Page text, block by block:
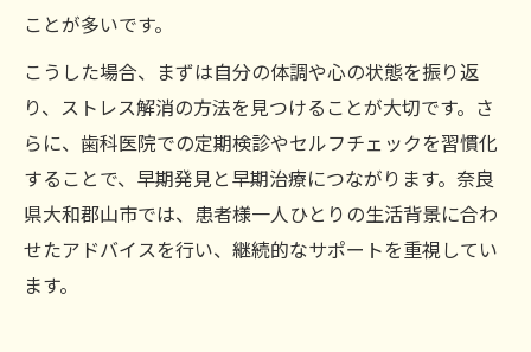
ことが多いです。
こうした場合、まずは自分の体調や心の状態を振り返
り、ストレス解消の方法を見つけることが大切です。さ
らに、歯科医院での定期検診やセルフチェックを習慣化
することで、早期発見と早期治療につながります。奈良
県大和郡山市では、患者様一人ひとりの生活背景に合わ
せたアドバイスを行い、継続的なサポートを重視してい
ます。